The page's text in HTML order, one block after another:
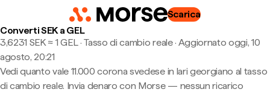
Scarica
Converti SEK a GEL
3,6231 SEK ≈ 1 GEL · Tasso di cambio reale· Aggiornato oggi, 10
agosto, 20:21
Vedi quanto vale 11.000 corona svedese in lari georgiano al tasso
di cambio reale. Invia denaro con Morse — nessun ricarico